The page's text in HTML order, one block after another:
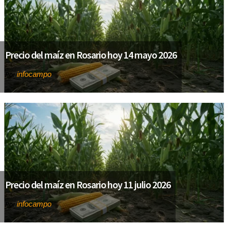
Precio del maíz en Rosario hoy 14 mayo 2026
Porinfocampo
Precio del maíz en Rosario hoy 11 julio 2026
Porinfocampo